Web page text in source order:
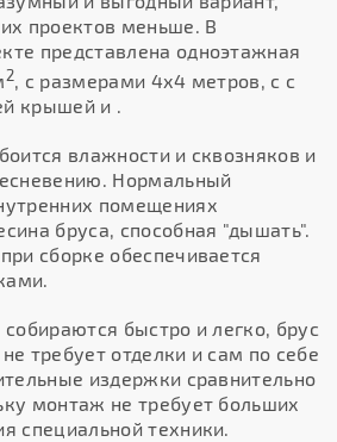
проектов меньше. В
представлена одноэтажная
2, с размерами 4х4 метров, с с
крышей и .
влажности и сквозняков и
Нормальный
помещениях
бруса, способная "дышать".
сборке обеспечивается
быстро и легко, брус
требует отделки и сам по себе
издержки сравнительно
монтаж не требует больших
специальной техники.